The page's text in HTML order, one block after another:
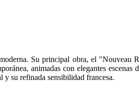
Su principal obra, el "Nouveau
animadas con elegantes escenas
y su refinada sensibilidad francesa.